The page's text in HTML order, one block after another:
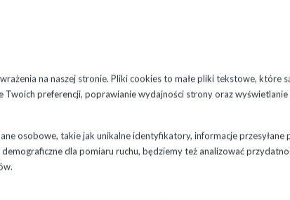
na naszej stronie. Pliki cookies to małe pliki tekstowe, które
Twoich preferencji, poprawianie wydajności strony oraz
osobowe, takie jak unikalne identyfikatory, informacje przesyłane
dla pomiaru ruchu, będziemy też analizować
W aplikacji LUPE w zgłoszeniach typu „odczyt wodomierza”
W przypadku braku aktualnego odczytu stanu wodomierza
szacunkowym.